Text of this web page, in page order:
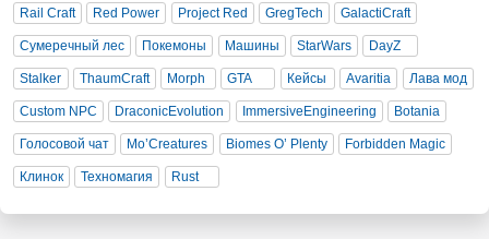
Rail Craft Red Power Project Red GregTech GalactiCraft
Сумеречный лес Покемоны Машины StarWars DayZ
Stalker ThaumCraft Morph GTA Кейсы Avaritia Лава мод
Custom NPC DraconicEvolution ImmersiveEngineering Botania
Голосовой чат Mo’Creatures Biomes O’ Plenty Forbidden Magic
Клинок Техномагия Rust